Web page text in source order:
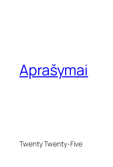
Aprašymai
Twenty Twenty-Five